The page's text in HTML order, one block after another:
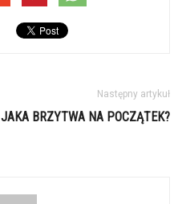
Następny artykuł
JAKA BRZYTWA NA POCZĄTEK?